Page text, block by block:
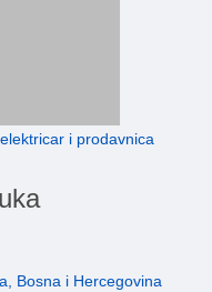
i prodavnica
Bosna i Hercegovina